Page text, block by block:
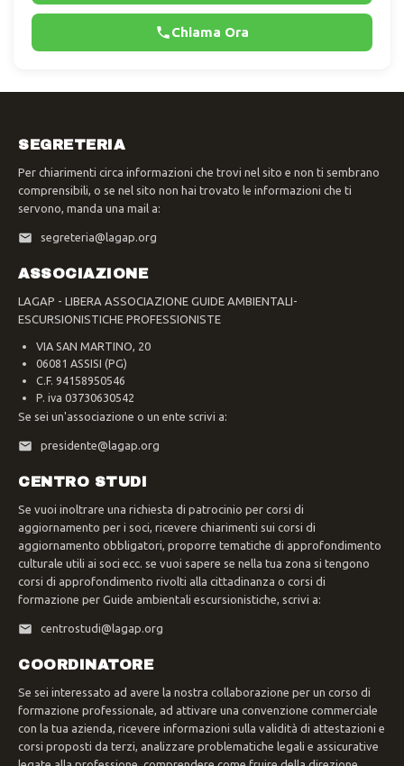
Chiama Ora
SEGRETERIA
Per chiarimenti circa informazioni che trovi nel sito e non ti sembrano
comprensibili, o se nel sito non hai trovato le informazioni che ti
servono, manda una mail a:
segreteria@lagap.org
ASSOCIAZIONE
LAGAP - LIBERA ASSOCIAZIONE GUIDE AMBIENTALI-
ESCURSIONISTICHE PROFESSIONISTE
VIA SAN MARTINO, 20
06081 ASSISI (PG)
C.F. 94158950546
P. iva 03730630542
Se sei un'associazione o un ente scrivi a:
presidente@lagap.org
CENTRO STUDI
Se vuoi inoltrare una richiesta di patrocinio per corsi di
aggiornamento per i soci, ricevere chiarimenti sui corsi di
aggiornamento obbligatori, proporre tematiche di approfondimento
culturale utili ai soci ecc. se vuoi sapere se nella tua zona si tengono
corsi di approfondimento rivolti alla cittadinanza o corsi di
formazione per Guide ambientali escursionistiche, scrivi a:
centrostudi@lagap.org
COORDINATORE
Se sei interessato ad avere la nostra collaborazione per un corso di
formazione professionale, ad attivare una convenzione commerciale
con la tua azienda, ricevere informazioni sulla validità di attestazioni e
corsi proposti da terzi, analizzare problematiche legali e assicurative